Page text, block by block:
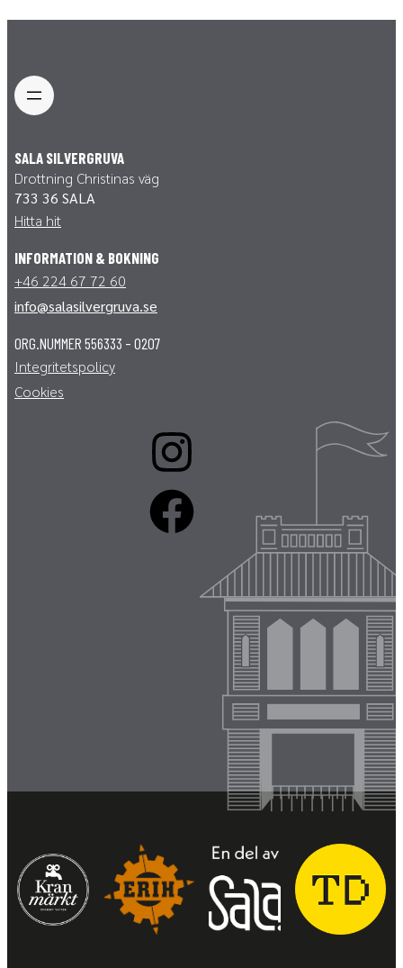
SALA SILVERGRUVA
Drottning Christinas väg
733 36 SALA
Hitta hit
INFORMATION & BOKNING
+46 224 67 72 60
info@salasilvergruva.se
ORG.NUMMER 556333 – 0207
Integritetspolicy
Cookies